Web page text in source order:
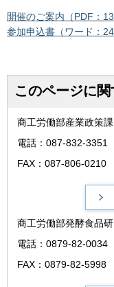
開催のご案内（PDF：
参加申込書（ワード：
このページに
商工労働部産業政策課
電話：087-832-3351
FAX：087-806-0210
商工労働部発酵食品
電話：0879-82-0034
FAX：0879-82-5998